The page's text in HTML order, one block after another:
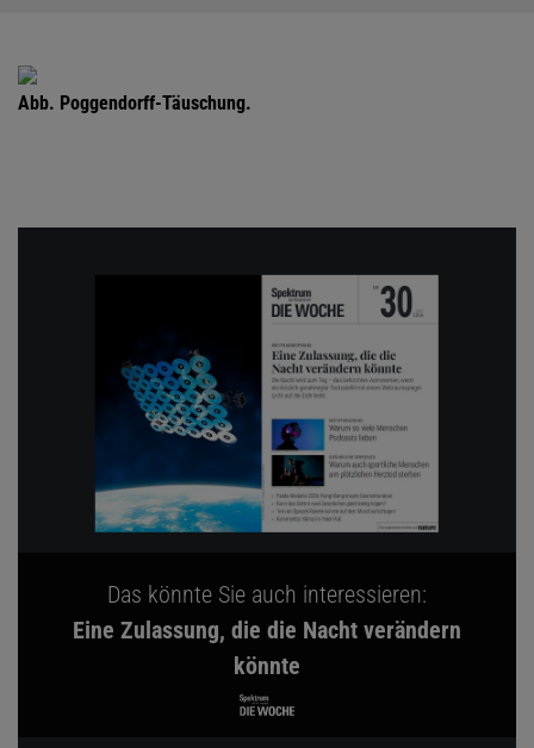
Abb. Poggendorff-Täuschung.
Das könnte Sie auch interessieren:
Eine Zulassung, die die Nacht verändern
könnte